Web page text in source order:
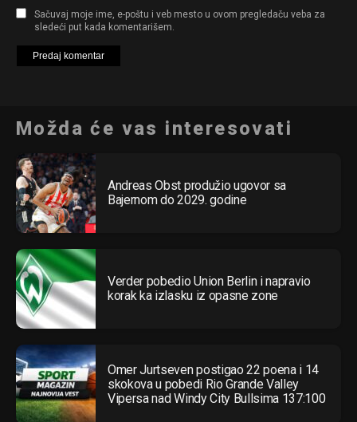
Sačuvaj moje ime, e-poštu i veb mesto u ovom pregledaču veba za
sledeći put kada komentarišem.
Možda će vas interesovati
Andreas Obst produžio ugovor sa
Bajernom do 2029. godine
Verder pobedio Union Berlin i napravio
korak ka izlasku iz opasne zone
Omer Jurtseven postigao 22 poena i 14
skokova u pobedi Rio Grande Valley
Vipersa nad Windy City Bullsima 137:100